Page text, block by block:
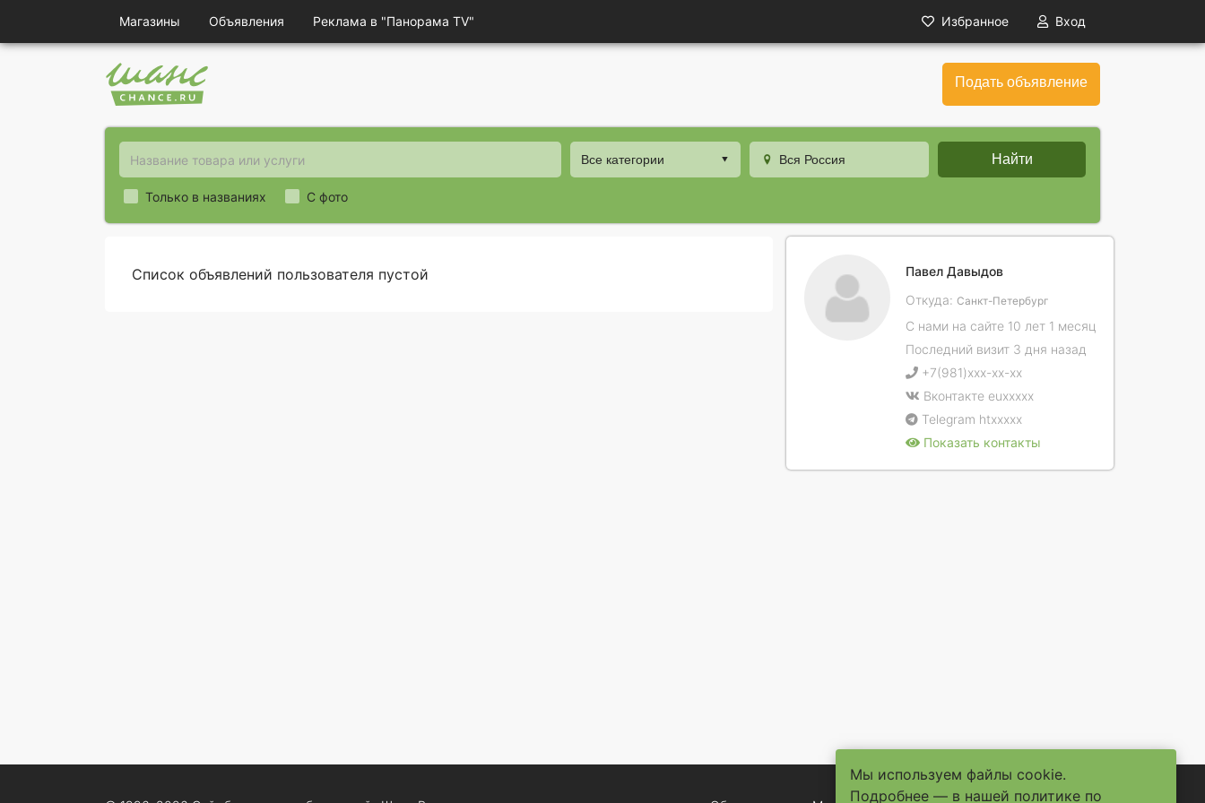
Магазины Объявления Реклама в "Панорама TV" Избранное Вход
Подать объявление
Все категории Вся Россия Найти
Только в названиях С фото
Список объявлений пользователя пустой
Павел Давыдов
Откуда: Санкт-Петербург
С нами на сайте 10 лет 1 месяц
Последний визит 3 дня назад
+7(981)xxx-xx-xx
Вконтакте euxxxxx
Telegram htxxxxx
Показать контакты
Мы используем файлы cookie.
Подробнее — в нашей политике по